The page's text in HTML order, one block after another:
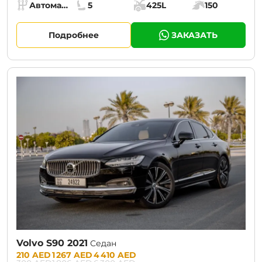
Specs:
Коробка передач:
Автомат (АКПП)
Места:
5
Объём багажника:
425L
Мощность
150
Подробнее ЗАКАЗАТЬ
Volvo S90 2021 Седан
Prices:
210 AED1 267 AED4 410 AED